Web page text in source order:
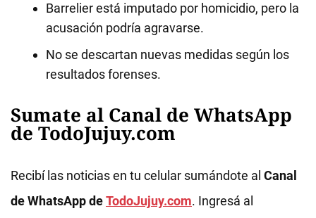
Barrelier está imputado por homicidio, pero la
acusación podría agravarse.
No se descartan nuevas medidas según los
resultados forenses.
Sumate al Canal de WhatsApp
de TodoJujuy.com
Recibí las noticias en tu celular sumándote al Canal
de WhatsApp deTodoJujuy.com. Ingresá al